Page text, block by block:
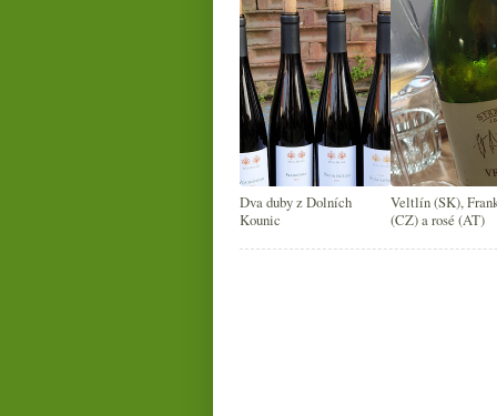
Dva duby z Dolních
Kounic
Veltlín (SK),
(CZ) a rosé (AT)